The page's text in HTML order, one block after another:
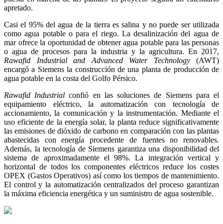
apretado.
Casi el 95% del agua de la tierra es salina y no puede ser utilizada
como agua potable o para el riego. La desalinización del agua de
mar ofrece la oportunidad de obtener agua potable para las personas
o agua de procesos para la industria y la agricultura. En 2017,
Rawafid Industrial and Advanced Water Technology (AWT)
encargó a Siemens la construcción de una planta de producción de
agua potable en la costa del Golfo Pérsico.
Rawafid Industrialconfió en las soluciones de Siemens para el
equipamiento eléctrico, la automatización con tecnología de
accionamiento, la comunicación y la instrumentación. Mediante el
uso eficiente de la energía solar, la planta reduce significativamente
las emisiones de dióxido de carbono en comparación con las plantas
abastecidas con energía procedente de fuentes no renovables.
Además, la tecnología de Siemens garantiza una disponibilidad del
sistema de aproximadamente el 98%. La integración vertical y
horizontal de todos los componentes eléctricos reduce los costes
OPEX (Gastos Operativos) así como los tiempos de mantenimiento.
El control y la automatización centralizados del proceso garantizan
la máxima eficiencia energética y un suministro de agua sostenible.